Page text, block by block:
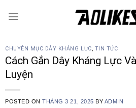
CHUYÊN MỤC DÂY KHÁNG LỰC, TIN TỨC
Cách Gắn Dây Kháng Lực
Luyện
POSTED ONTHÁNG 3 21, 2025 BY ADMIN